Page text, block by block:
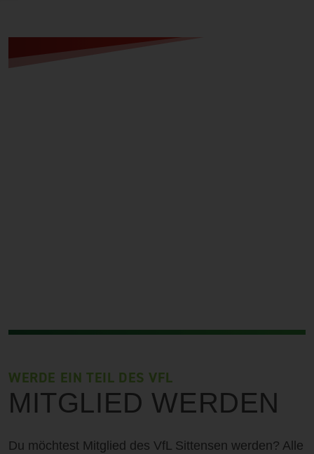
WERDE EIN TEIL DES VFL
MITGLIED WERDEN
Du möchtest Mitglied des VfL Sittensen werden? Alle